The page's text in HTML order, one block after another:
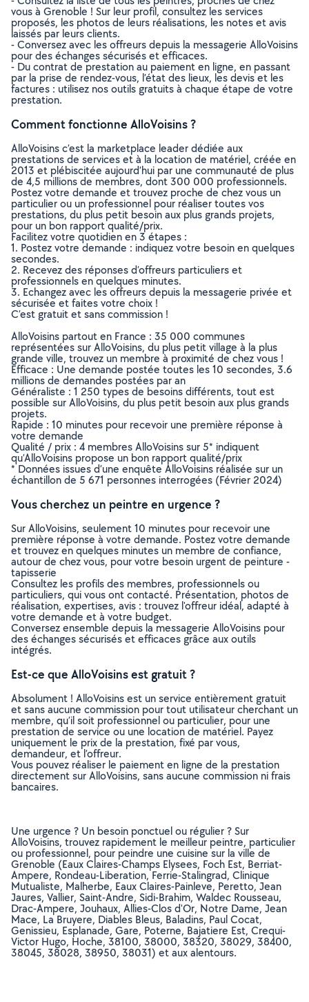
vous à Grenoble ! Sur leur profil, consultez les services
proposés, les photos de leurs réalisations, les notes et avis
laissés par leurs clients.
- Conversez avec les offreurs depuis la messagerie AlloVoisins
pour des échanges sécurisés et efficaces.
- Du contrat de prestation au paiement en ligne, en passant
par la prise de rendez-vous, l’état des lieux, les devis et les
factures : utilisez nos outils gratuits à chaque étape de votre
prestation.
Comment fonctionne AlloVoisins ?
AlloVoisins c’est la marketplace leader dédiée aux
prestations de services et à la location de matériel, créée en
2013 et plébiscitée aujourd’hui par une communauté de plus
de 4,5 millions de membres, dont 300 000 professionnels.
Postez votre demande et trouvez proche de chez vous un
particulier ou un professionnel pour réaliser toutes vos
prestations, du plus petit besoin aux plus grands projets,
pour un bon rapport qualité/prix.
Facilitez votre quotidien en 3 étapes :
1. Postez votre demande : indiquez votre besoin en quelques
secondes.
2. Recevez des réponses d’offreurs particuliers et
professionnels en quelques minutes.
3. Echangez avec les offreurs depuis la messagerie privée et
sécurisée et faites votre choix !
C’est gratuit et sans commission !
AlloVoisins partout en France : 35 000 communes
représentées sur AlloVoisins, du plus petit village à la plus
grande ville, trouvez un membre à proximité de chez vous !
Efficace : Une demande postée toutes les 10 secondes, 3.6
millions de demandes postées par an
Généraliste : 1 250 types de besoins différents, tout est
possible sur AlloVoisins, du plus petit besoin aux plus grands
projets.
Rapide : 10 minutes pour recevoir une première réponse à
votre demande
Qualité / prix : 4 membres AlloVoisins sur 5* indiquent
qu’AlloVoisins propose un bon rapport qualité/prix
* Données issues d’une enquête AlloVoisins réalisée sur un
échantillon de 5 671 personnes interrogées (Février 2024)
Vous cherchez un peintre en urgence ?
Sur AlloVoisins, seulement 10 minutes pour recevoir une
première réponse à votre demande. Postez votre demande
et trouvez en quelques minutes un membre de confiance,
autour de chez vous, pour votre besoin urgent de peinture -
tapisserie
Consultez les profils des membres, professionnels ou
particuliers, qui vous ont contacté. Présentation, photos de
réalisation, expertises, avis : trouvez l'offreur idéal, adapté à
votre demande et à votre budget.
Conversez ensemble depuis la messagerie AlloVoisins pour
des échanges sécurisés et efficaces grâce aux outils
intégrés.
Est-ce que AlloVoisins est gratuit ?
Absolument ! AlloVoisins est un service entièrement gratuit
et sans aucune commission pour tout utilisateur cherchant un
membre, qu’il soit professionnel ou particulier, pour une
prestation de service ou une location de matériel. Payez
uniquement le prix de la prestation, fixé par vous,
demandeur, et l’offreur.
Vous pouvez réaliser le paiement en ligne de la prestation
directement sur AlloVoisins, sans aucune commission ni frais
bancaires.
Une urgence ? Un besoin ponctuel ou régulier ? Sur
AlloVoisins, trouvez rapidement le meilleur peintre, particulier
ou professionnel, pour peindre une cuisine sur la ville de
Grenoble (Eaux Claires-Champs Elysees, Foch Est, Berriat-
Ampere, Rondeau-Liberation, Ferrie-Stalingrad, Clinique
Mutualiste, Malherbe, Eaux Claires-Painleve, Peretto, Jean
Jaures, Vallier, Saint-Andre, Sidi-Brahim, Waldec Rousseau,
Drac-Ampere, Jouhaux, Allies-Clos d'Or, Notre Dame, Jean
Mace, La Bruyere, Diables Bleus, Baladins, Paul Cocat,
Genissieu, Esplanade, Gare, Poterne, Bajatiere Est, Crequi-
Victor Hugo, Hoche, 38100, 38000, 38320, 38029, 38400,
38045, 38028, 38950, 38031) et aux alentours.